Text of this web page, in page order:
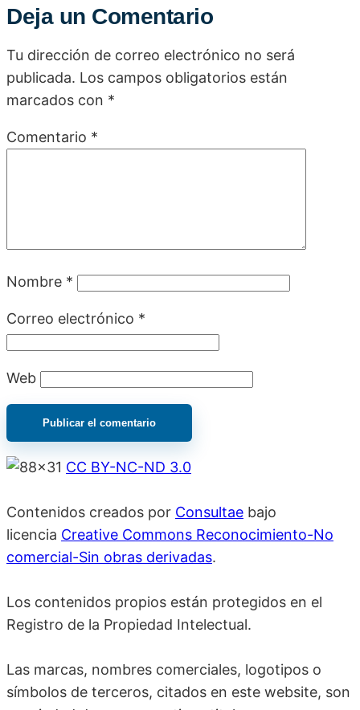
Deja un Comentario
Tu dirección de correo electrónico no será
publicada. Los campos obligatorios están
marcados con *
Comentario *
Nombre *
Correo electrónico *
Web
CC BY-NC-ND 3.0
Contenidos creados por Consultae bajo
licencia Creative Commons Reconocimiento-No
comercial-Sin obras derivadas.
Los contenidos propios están protegidos en el
Registro de la Propiedad Intelectual.
Las marcas, nombres comerciales, logotipos o
símbolos de terceros, citados en este website, son